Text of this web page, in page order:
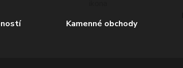
Kamenné obchody